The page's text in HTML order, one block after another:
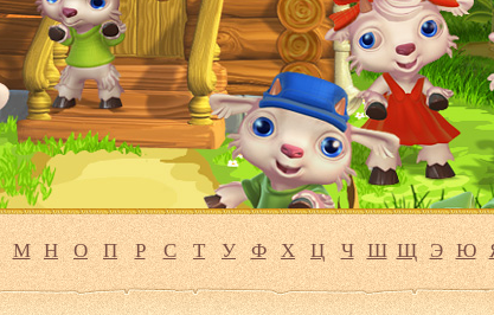
М Н О П Р С Т У Ф Х Ц Ч Ш Щ Э Ю